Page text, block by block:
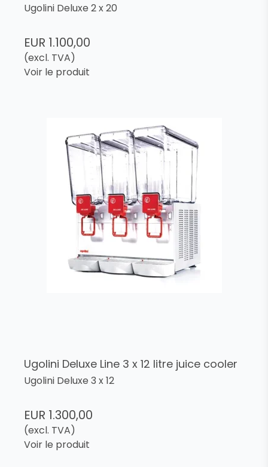
Ugolini Deluxe 2 x 20
EUR 1.100,00
(excl. TVA)
Voir le produit
Ugolini Deluxe Line 3 x 12 litre juice cooler
Ugolini Deluxe 3 x 12
EUR 1.300,00
(excl. TVA)
Voir le produit